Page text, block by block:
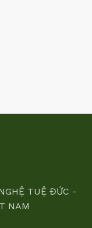
TUỆ ĐỨC -
NAM